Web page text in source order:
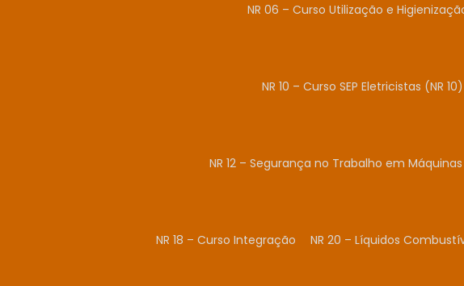
NR 06 – Curso Utilização e
NR 10 – Curso SEP Eletricistas (NR 10)
NR 12 – Segurança no Trabalho em
NR 18 – Curso Integração NR 20 – Líquidos